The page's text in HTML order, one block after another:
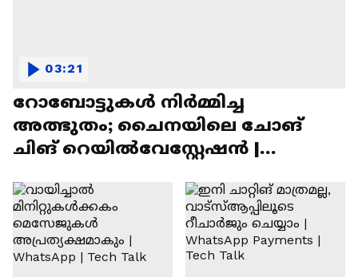
റോബോട്ടുകൾ നിർമ്മിച്ച
അത്ഭുതം; ചൈനയിലെ ചോങ്
ചിങ് റെയിൽവേസ്റ്റേഷൻ |
03:21